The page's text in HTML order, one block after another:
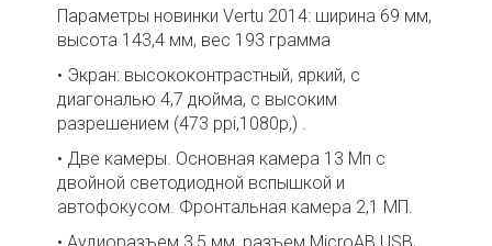
Параметры новинки Vertu 2014: ширина 69 мм,
высота 143,4 мм, вес 193 грамма
• Экран: высококонтрастный, яркий, с
диагональю 4,7 дюйма, с высоким
разрешением (473 ppi,1080p,) .
• Две камеры. Основная камера 13 Мп с
двойной светодиодной вспышкой и
автофокусом. Фронтальная камера 2,1 МП.
• Аудиоразъем 3,5 мм, разъем MicroAB USB,